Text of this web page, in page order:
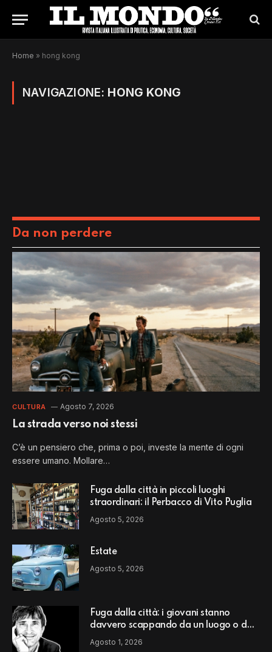
Home » hong kong
NAVIGAZIONE: HONG KONG
Da non perdere
CULTURA Agosto 7, 2026
La strada verso noi stessi
C’è un pensiero che, prima o poi, investe la mente di ogni
essere umano. Mollare…
Fuga dalla città in piccoli luoghi
straordinari: il Perbacco di Vito Puglia
Agosto 5, 2026
Estate
Agosto 5, 2026
Fuga dalla città: i giovani stanno
davvero scappando da un luogo o da
un modello di vita?
Agosto 1, 2026